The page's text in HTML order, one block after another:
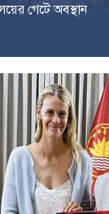
গেটে অবস্থান